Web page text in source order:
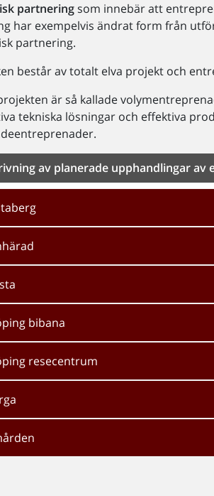
partneringsom innebär att
har exempelvis ändrat form från
partnering.
består av totalt elva projekt och
är så kallade
tekniska lösningar och effektiva
av planerade upphandlingar av
bibana
resecentrum